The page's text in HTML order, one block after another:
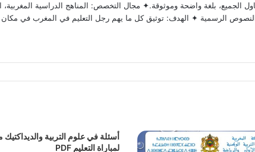
الجميع، بلغة واضحة وموثوقة.✦ مجال التخصص: المناهج الدراسية المغربية،
النصوص الرسمية ✦ الهدف: توثيق كل ما يهم رجل التعليم في المغرب في
أسئلة في علوم التربية والديداكتيك
لمباراة التعليم PDF